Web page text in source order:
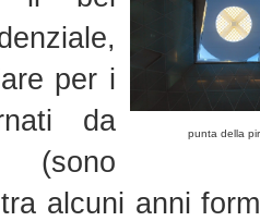
punta della
per i
da
(sono
alcuni anni